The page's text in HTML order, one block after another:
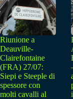
Riunione a
Deauville-
Clairefontaine
(FRA) 27/07:
Siepi e Steeple di
spessore con
molti cavalli al